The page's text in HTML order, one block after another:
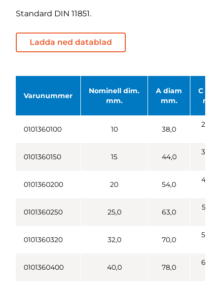
Standard DIN 11851.
Ladda ned datablad
Varunummer
Nominell dim.
mm.
A diam
mm.
C
mm.
0101360100 10 38,0
28,0 x
0101360150 15 44,0
34,0 x
0101360200 20 54,0
44,0 x
0101360250 25,0 63,0
52,0 x
0101360320 32,0 70,0
58,0 x
0101360400 40,0 78,0
65,0 x